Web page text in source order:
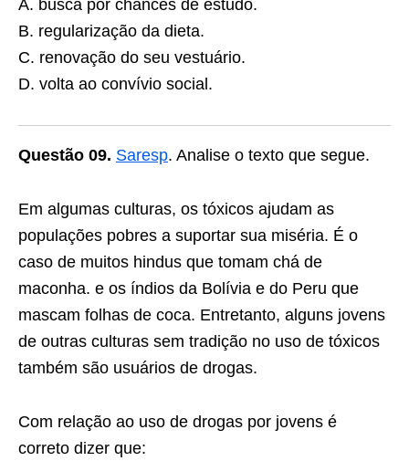
A. busca por chances de estudo.
B. regularização da dieta.
C. renovação do seu vestuário.
D. volta ao convívio social.
Questão 09. Saresp. Analise o texto que segue.
Em algumas culturas, os tóxicos ajudam as
populações pobres a suportar sua miséria. É o
caso de muitos hindus que tomam chá de
maconha. e os índios da Bolívia e do Peru que
mascam folhas de coca. Entretanto, alguns jovens
de outras culturas sem tradição no uso de tóxicos
também são usuários de drogas.
Com relação ao uso de drogas por jovens é
correto dizer que: